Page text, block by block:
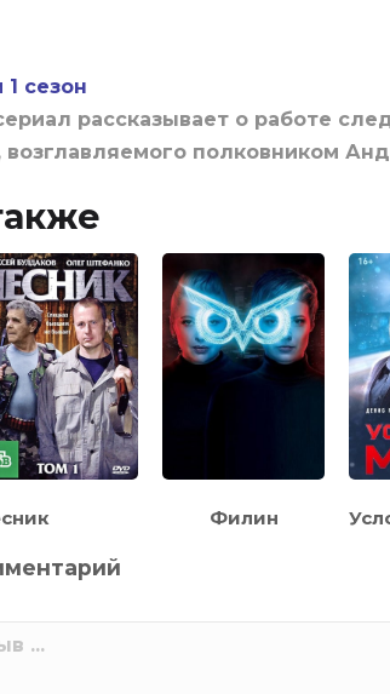
сезон
рассказывает о работе
возглавляемого полковником
Филин